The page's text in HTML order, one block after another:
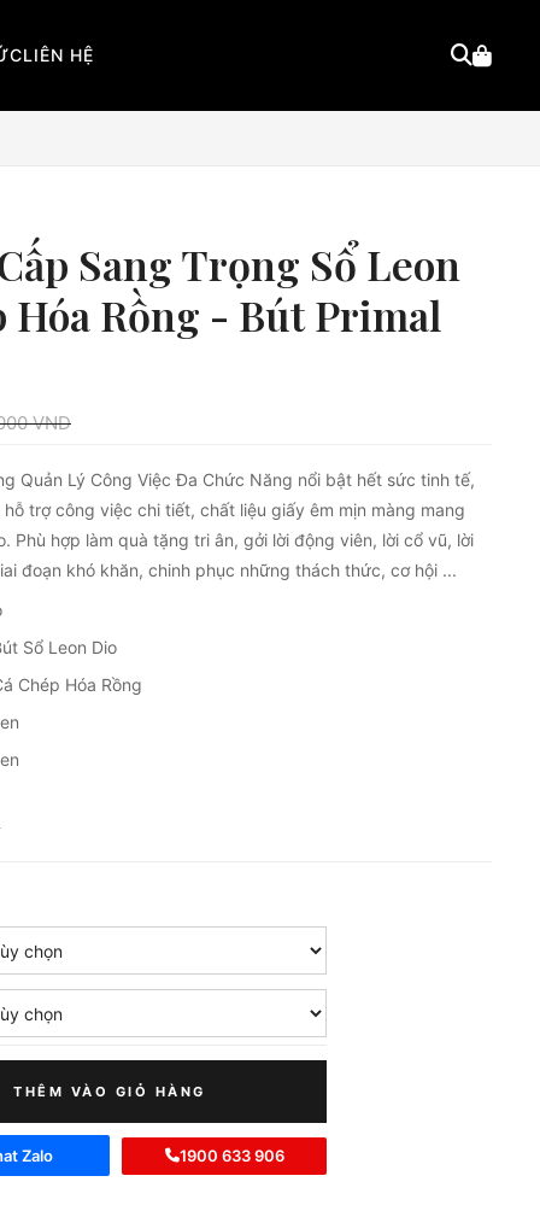
LIÊN HỆ
Sang Trọng Sổ Leon
Hóa Rồng - Bút Primal
VND
Quản Lý Công Việc Đa Chức Năng nổi bật hết sức tinh tế,
trợ công việc chi tiết, chất liệu giấy êm mịn màng mang
Phù hợp làm quà tặng tri ân, gởi lời động viên, lời cổ vũ, lời
đoạn khó khăn, chinh phục những thách thức, cơ hội ...
Sổ Leon Dio
Chép Hóa Rồng
THÊM VÀO GIỎ HÀNG
Zalo 1900 633 906